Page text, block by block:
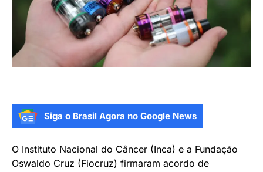
Siga o Brasil Agora no Google News
O Instituto Nacional do Câncer (Inca) e a Fundação
Oswaldo Cruz (Fiocruz) firmaram acordo de